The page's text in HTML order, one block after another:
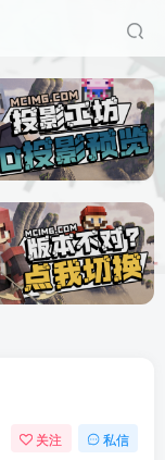
关注 私信